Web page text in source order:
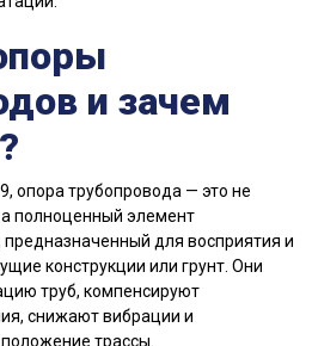
и зачем
опора трубопровода — это не
полноценный элемент
для восприятия и
конструкции или грунт. Они
труб, компенсируют
снижают вибрации и
трассы.